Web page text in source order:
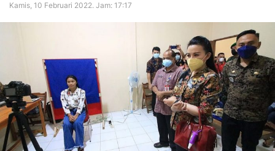
Kamis, 10 Februari 2022. Jam: 17:17